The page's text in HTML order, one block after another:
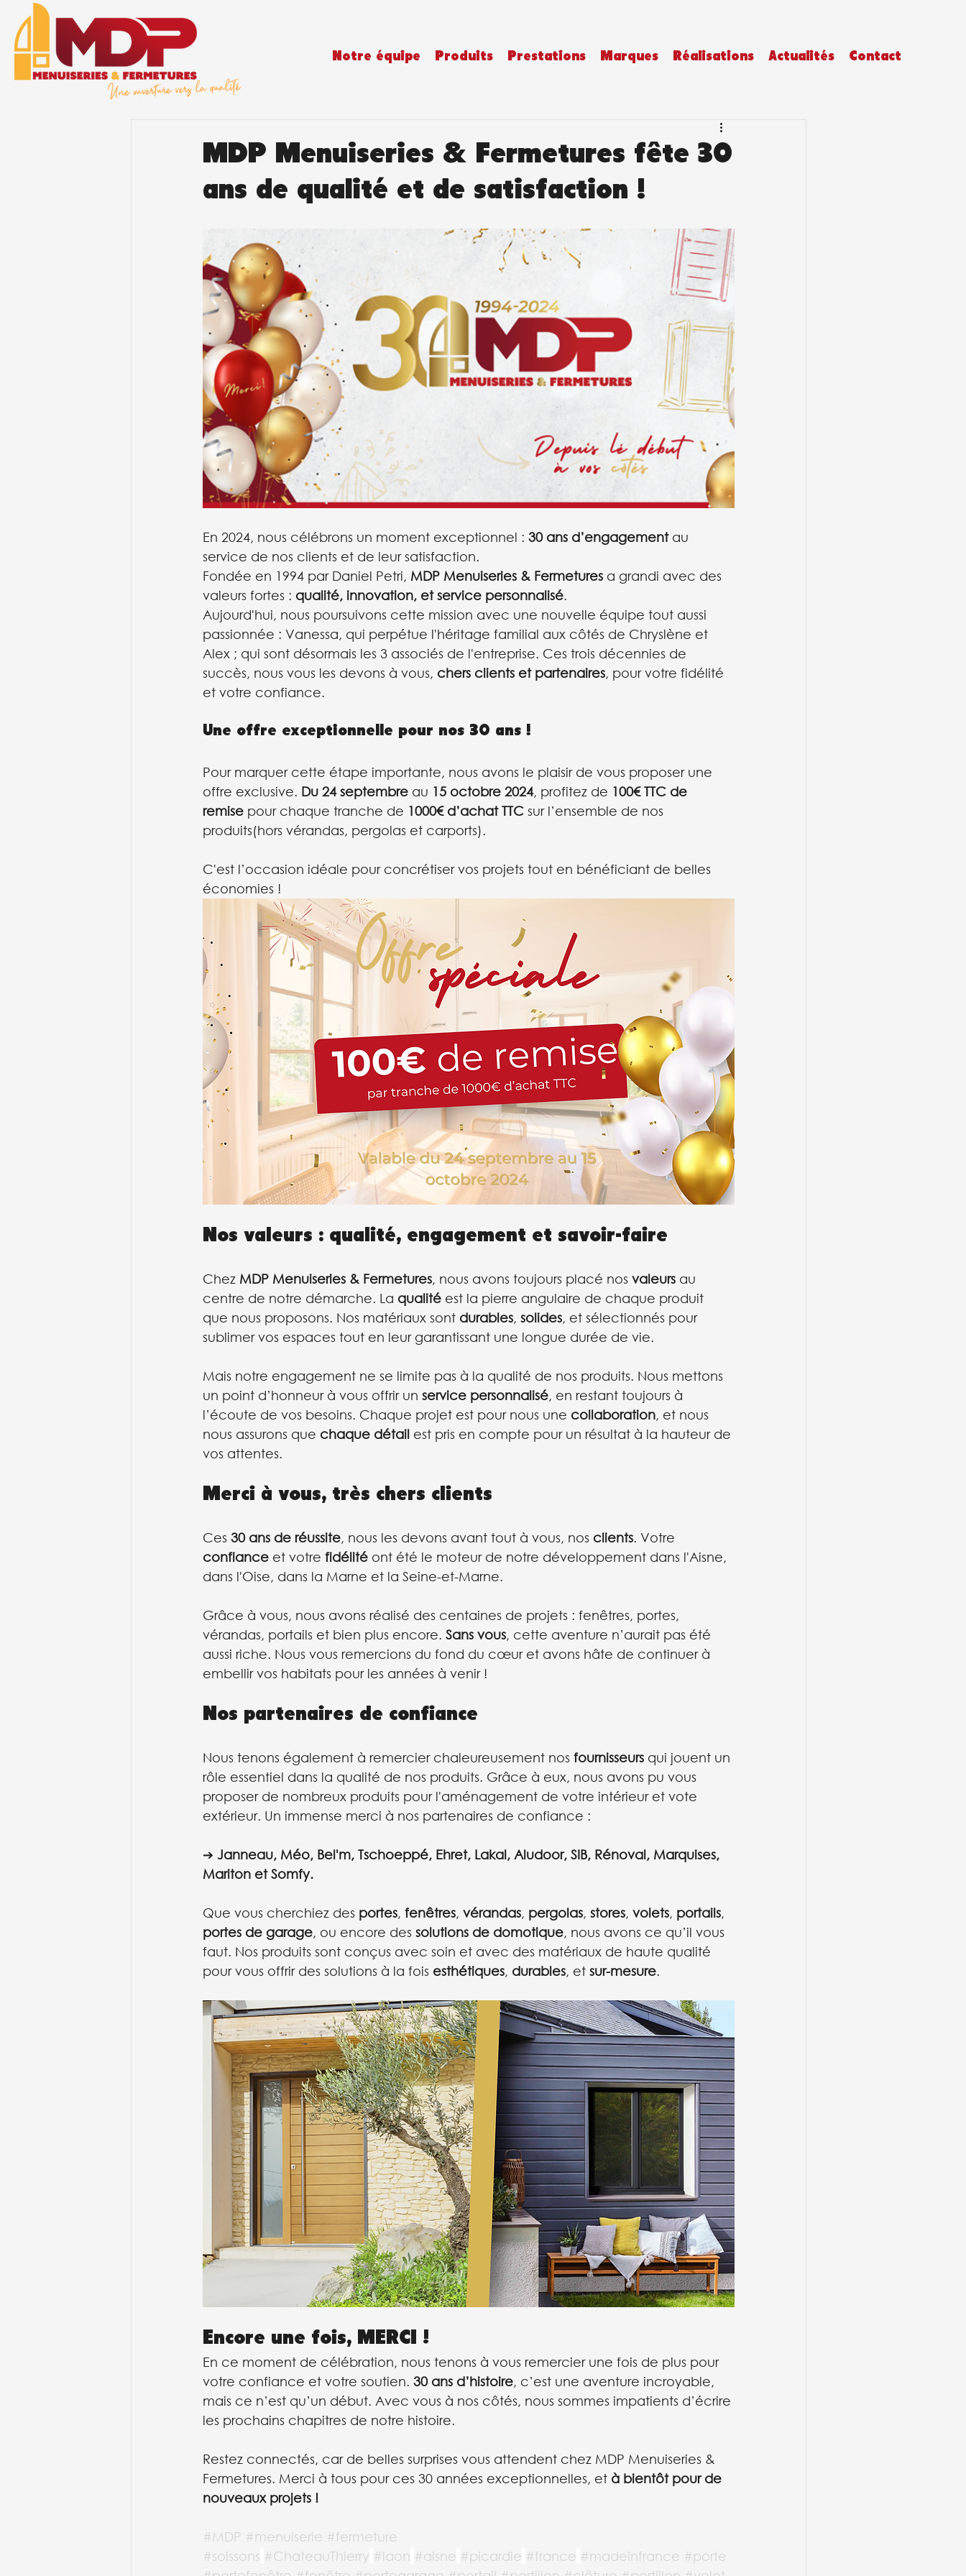
Notre équipe Produits Prestations Marques Réalisations Actualités Contact
MDP Menuiseries & Fermetures fête 30
ans de qualité et de satisfaction !
En 2024, nous célébrons un moment exceptionnel : 30 ans d’engagement au
service de nos clients et de leur satisfaction.
Fondée en 1994 par Daniel Petri, MDP Menuiseries & Fermetures a grandi avec des
valeurs fortes : qualité, innovation, et service personnalisé.
Aujourd'hui, nous poursuivons cette mission avec une nouvelle équipe tout aussi
passionnée : Vanessa, qui perpétue l'héritage familial aux côtés de Chryslène et
Alex ; qui sont désormais les 3 associés de l'entreprise. Ces trois décennies de
succès, nous vous les devons à vous, chers clients et partenaires, pour votre fidélité
et votre confiance.
Une offre exceptionnelle pour nos 30 ans !
Pour marquer cette étape importante, nous avons le plaisir de vous proposer une
offre exclusive. Du 24 septembre au 15 octobre 2024, profitez de 100€ TTC de
remise pour chaque tranche de 1000€ d’achat TTC sur l’ensemble de nos
produits(hors vérandas, pergolas et carports).
C'est l’occasion idéale pour concrétiser vos projets tout en bénéficiant de belles
économies !
Nos valeurs : qualité, engagement et savoir-faire
Chez MDP Menuiseries & Fermetures, nous avons toujours placé nos valeurs au
centre de notre démarche. La qualité est la pierre angulaire de chaque produit
que nous proposons. Nos matériaux sont durables, solides, et sélectionnés pour
sublimer vos espaces tout en leur garantissant une longue durée de vie.
Mais notre engagement ne se limite pas à la qualité de nos produits. Nous mettons
un point d’honneur à vous offrir un service personnalisé, en restant toujours à
l’écoute de vos besoins. Chaque projet est pour nous une collaboration, et nous
nous assurons que chaque détail est pris en compte pour un résultat à la hauteur de
vos attentes.
Merci à vous, très chers clients
Ces 30 ans de réussite, nous les devons avant tout à vous, nos clients. Votre
confiance et votre fidélité ont été le moteur de notre développement dans l'Aisne,
dans l'Oise, dans la Marne et la Seine-et-Marne.
Grâce à vous, nous avons réalisé des centaines de projets : fenêtres, portes,
vérandas, portails et bien plus encore. Sans vous, cette aventure n’aurait pas été
aussi riche. Nous vous remercions du fond du cœur et avons hâte de continuer à
embellir vos habitats pour les années à venir !
Nos partenaires de confiance
Nous tenons également à remercier chaleureusement nos fournisseurs qui jouent un
rôle essentiel dans la qualité de nos produits. Grâce à eux, nous avons pu vous
proposer de nombreux produits pour l'aménagement de votre intérieur et vote
extérieur. Un immense merci à nos partenaires de confiance :
➔ Janneau, Méo, Bel'm, Tschoeppé, Ehret, Lakal, Aludoor, SIB, Rénoval, Marquises,
Mariton et Somfy.
Que vous cherchiez des portes, fenêtres, vérandas, pergolas, stores, volets, portails,
portes de garage, ou encore des solutions de domotique, nous avons ce qu’il vous
faut. Nos produits sont conçus avec soin et avec des matériaux de haute qualité
pour vous offrir des solutions à la fois esthétiques, durables, et sur-mesure.
Encore une fois, MERCI !
En ce moment de célébration, nous tenons à vous remercier une fois de plus pour
votre confiance et votre soutien. 30 ans d’histoire, c’est une aventure incroyable,
mais ce n’est qu’un début. Avec vous à nos côtés, nous sommes impatients d’écrire
les prochains chapitres de notre histoire.
Restez connectés, car de belles surprises vous attendent chez MDP Menuiseries &
Fermetures. Merci à tous pour ces 30 années exceptionnelles, et à bientôt pour de
nouveaux projets !
#MDP #menuiserie #fermeture
#soissons #ChateauThierry #laon #aisne #picardie #france #madeinfrance #porte